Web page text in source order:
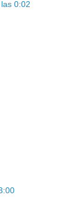
0:02